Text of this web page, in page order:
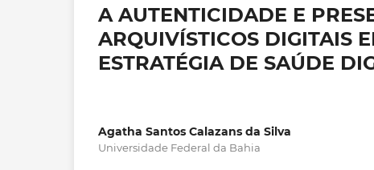
A AUTENTICIDADE E
ARQUIVÍSTICOS DIGITAIS
ESTRATÉGIA DE SAÚDE
Agatha Santos Calazans da Silva
Universidade Federal da Bahia